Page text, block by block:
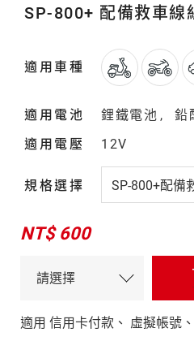
SP-800+ 配備救車線
適用車種
適用電池 鋰鐵電池
鉛
適用電壓
12V
規格選擇
NT$ 600
適用 信用卡付款、 虛擬帳號